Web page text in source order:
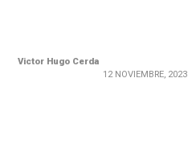
Victor Hugo Cerda
12 NOVIEMBRE, 2023